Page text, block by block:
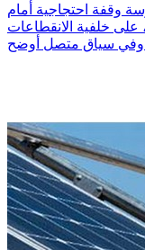
وقفة احتجاجية أمام
على خلفية الانقطاعات